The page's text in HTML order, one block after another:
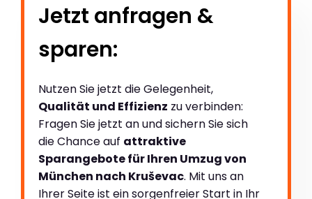
Jetzt anfragen &
sparen:
Nutzen Sie jetzt die Gelegenheit,
Qualität und Effizienz zu verbinden:
Fragen Sie jetzt an und sichern Sie sich
die Chance auf attraktive
Sparangebote für Ihren Umzug von
München nach Kruševac. Mit uns an
Ihrer Seite ist ein sorgenfreier Start in Ihr